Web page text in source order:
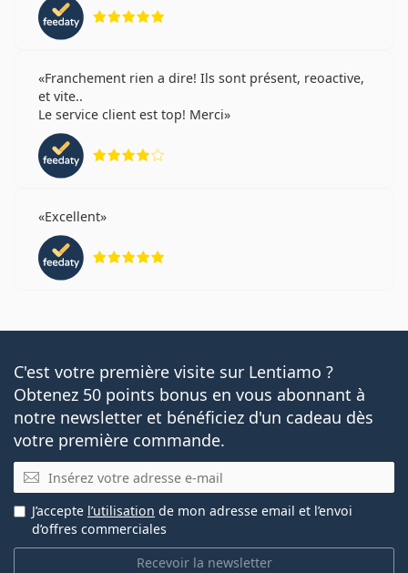
Franchement rien a dire! Ils sont présent, reoactive,
et vite..
Le service client est top! Merci
Excellent
C'est votre première visite sur Lentiamo ?
Obtenez 50 points bonus en vous abonnant à
notre newsletter et bénéficiez d'un cadeau dès
votre première commande.
E-mail
Recevoir la newsletter
J’accepte l’utilisation de mon adresse email et l’envoi
d’offres commerciales